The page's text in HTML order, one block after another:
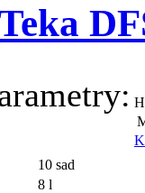
10 sad
8 l